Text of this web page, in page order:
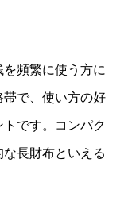
頻繁に使う方に
で、使い方の好
です。コンパク
な長財布といえる